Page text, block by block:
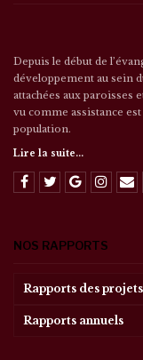
Depuis le début de
développement au sein
attachées aux paroisses
vu comme assistance est
population.
Lire la suite...
NOS RAPPORTS
Rapports des projets
Rapports annuels